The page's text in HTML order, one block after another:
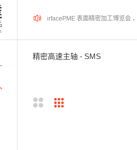
月12-14日、SurfacePME 表面精密加工博览会 、
精密高速主轴 - SMS